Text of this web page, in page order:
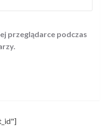
przeglądarce podczas